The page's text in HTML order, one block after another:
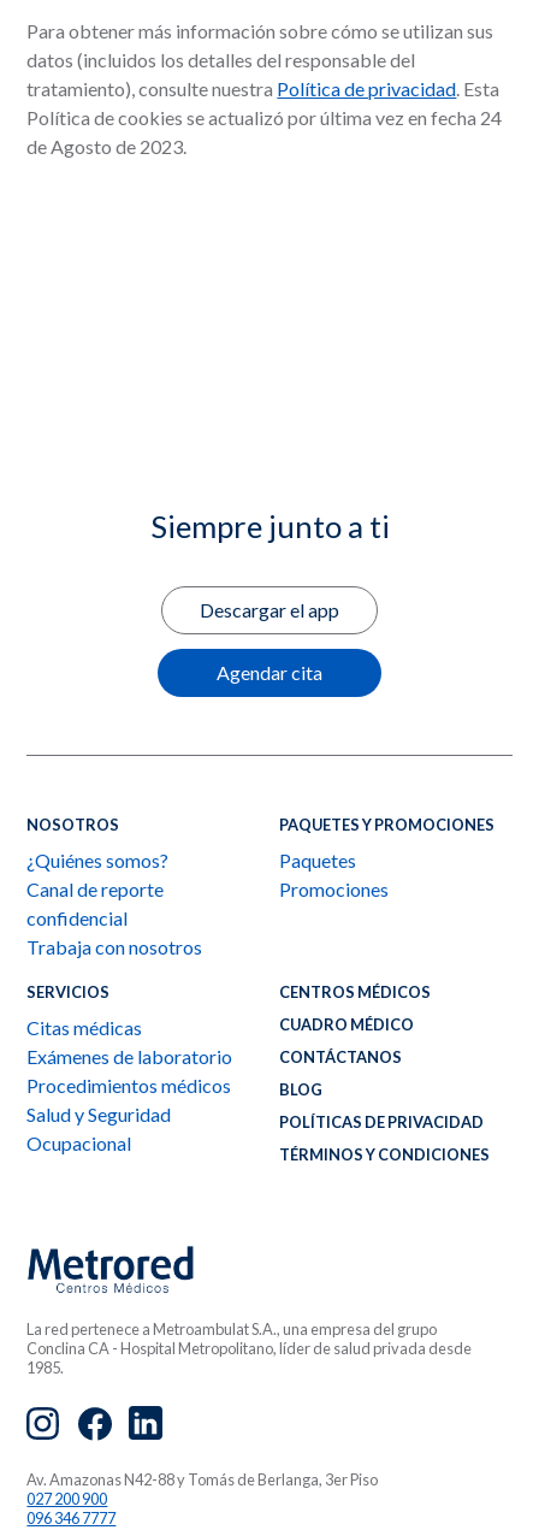
Para obtener más información sobre cómo se utilizan sus
datos (incluidos los detalles del responsable del
tratamiento), consulte nuestra Política de privacidad. Esta
Política de cookies se actualizó por última vez en fecha 24
de Agosto de 2023.
Siempre junto a ti
Descargar el app
Agendar cita
La red pertenece a Metroambulat S.A., una empresa del grupo
Conclina CA - Hospital Metropolitano, líder de salud privada desde
1985.
Av. Amazonas N42-88 y Tomás de Berlanga, 3er Piso
027 200 900
096 346 7777
NOSOTROS
¿Quiénes somos?
Canal de reporte
confidencial
Trabaja con nosotros
SERVICIOS
Citas médicas
Exámenes de laboratorio
Procedimientos médicos
Salud y Seguridad
Ocupacional
PAQUETES Y PROMOCIONES
Paquetes
Promociones
CENTROS MÉDICOS
CUADRO MÉDICO
CONTÁCTANOS
BLOG
POLÍTICAS DE PRIVACIDAD
TÉRMINOS Y CONDICIONES